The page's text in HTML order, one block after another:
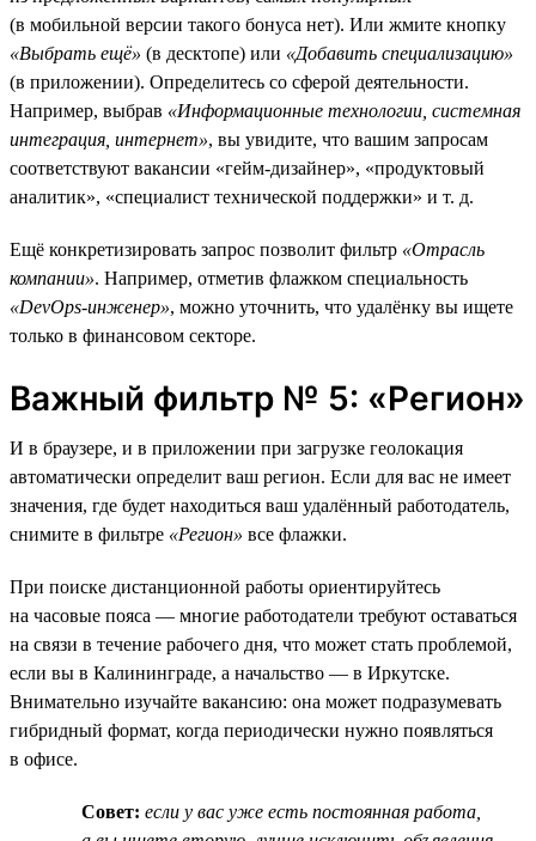
(в мобильной версии такого бонуса нет). Или жмите кнопку
«Выбрать ещё» (в десктопе) или «Добавить специализацию»
(в приложении). Определитесь со сферой деятельности.
Например, выбрав «Информационные технологии, системная
интеграция, интернет», вы увидите, что вашим запросам
соответствуют вакансии «гейм-дизайнер», «продуктовый
аналитик», «специалист технической поддержки» и т. д.
Ещё конкретизировать запрос позволит фильтр «Отрасль
компании». Например, отметив флажком специальность
«DevOps-инженер», можно уточнить, что удалёнку вы ищете
только в финансовом секторе.
Важный фильтр № 5: «Регион»
И в браузере, и в приложении при загрузке геолокация
автоматически определит ваш регион. Если для вас не имеет
значения, где будет находиться ваш удалённый работодатель,
снимите в фильтре «Регион» все флажки.
При поиске дистанционной работы ориентируйтесь
на часовые пояса — многие работодатели требуют оставаться
на связи в течение рабочего дня, что может стать проблемой,
если вы в Калининграде, а начальство — в Иркутске.
Внимательно изучайте вакансию: она может подразумевать
гибридный формат, когда периодически нужно появляться
в офисе.
Совет: если у вас уже есть постоянная работа,